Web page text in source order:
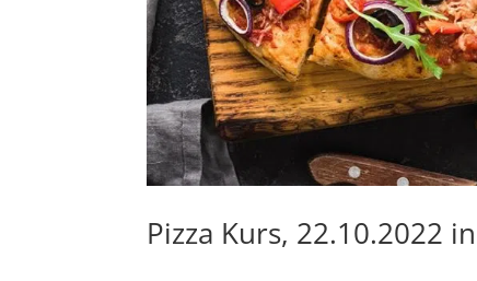
Pizza Kurs, 22.10.2022